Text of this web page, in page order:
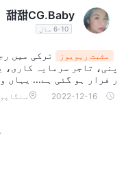
甜甜CG.Baby
6-10 سال
مثبت ریویوز
ترکی میں
پنی، تاجر سرمایہ
ر فرار ہو گئی ہے... یہاں
2022-12-16